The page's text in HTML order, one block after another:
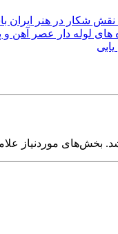
شکار در هنر ایران
لوله دار عصر آهن و
بخش‌های موردنیاز